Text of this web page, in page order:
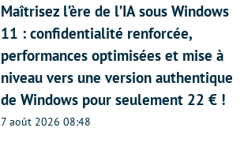
Maîtrisez l’ère de l’IA sous Windows
11 : confidentialité renforcée,
performances optimisées et mise à
niveau vers une version authentique
de Windows pour seulement 22 € !
7 août 2026 08:48